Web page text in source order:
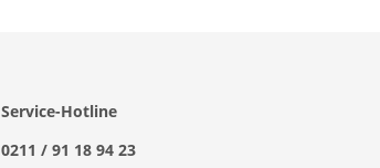
Service-Hotline
0211 / 91 18 94 23